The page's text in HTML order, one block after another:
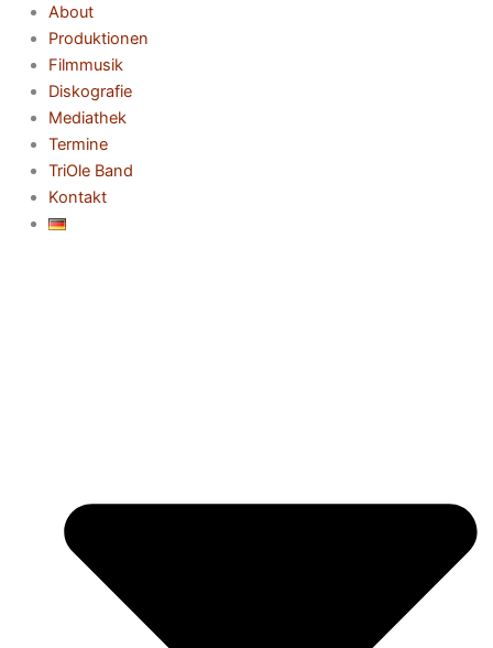
About
Produktionen
Filmmusik
Diskografie
Mediathek
Termine
TriOle Band
Kontakt